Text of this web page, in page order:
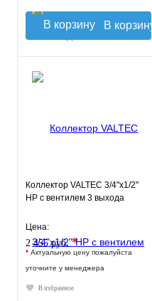
В корзину
Коллектор VALTEC 3/4"х1/2"
НР с вентилем 3 выхода
Цена:
2 455 руб.*
* Актуальную цену пожалуйста
уточните у менеджера
В избранное